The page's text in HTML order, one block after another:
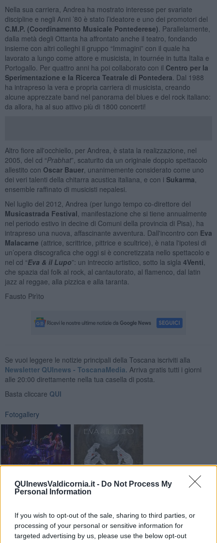
QUInewsValdicornia.it - Do Not Process My
Personal Information
If you wish to opt-out of the sale, sharing to third parties, or
processing of your personal or sensitive information for
targeted advertising by us, please use the below opt-out
Nella sua carriera, Andrea ha mostrato interesse per svariate
discipline e negli Anni ’80 è stato l’ideatore e uno dei promotori del
C.M.P. (Coordinamento Musicale Pontederese) . Parallelamente,
dalla metà degli Ottanta ha affrontato anche il teatro, fondando
insieme con altri colleghi il gruppo “Immagini” con il quale ha
lavorato a lungo come attore e musicista, in tournée in tutta Italia e
Portogallo. Per quattro anni ha poi collaborato con il Centro per la
Sperimentazione e la Ricerca Teatrale di Pontedera . Dal 1988
ha intrapreso la vera e propria carriera di musicista, creando
alcune apprezzate band nel panorama del blues e del rock italiano:
da allora, ha al suo attivo più di 1800 concerti!
Altro fiore all'occhiello, per Andrea, è stata la realizzazione, nel
2005, del cd “Prabhat”, scaturito da un originale doppio spettacolo
allestito con Oscar Bauer, unanimemente considerato come uno
dei veri talenti della chitarra acustica italiana, e con i Sukarma
ensemble raffinato di musicisti nepalesi.
Nel luglio del 2012, Andrea (per lungo tempo co-direttore del
Musicastrada Festival , manifestazione che si tiene annualmente
nel periodo estivo in decine di Comuni della provincia di Pisa), ha
intrapreso una nuova, affascinante avventura. Dall'incontro con Eva
Malacarne (attrice, scrittrice, pittrice e scultrice), è nata l'ipotesi di
un’opera discografica che oggi si è concretizzata nello spettacolo e
nel cd “Eva & il Lupo”: un intreccio artistico, sotto la sigla 4Venti
che spazia dal folk al rock, al cantautorato, al flamenco, dal latin
jazz al reggae, alla pizzica e alla taranta.
Fausto Pirìto
Se vuoi leggere le notizie principali della Toscana iscriviti alla
Newsletter QUInews - ToscanaMedia. Arriva gratis tutti i giorni
alle 20:00 direttamente nella tua casella di posta.
Basta cliccare QUI
Fotogallery
Videogallery